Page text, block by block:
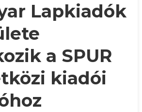
Lapkiadók
a SPUR
kiadói